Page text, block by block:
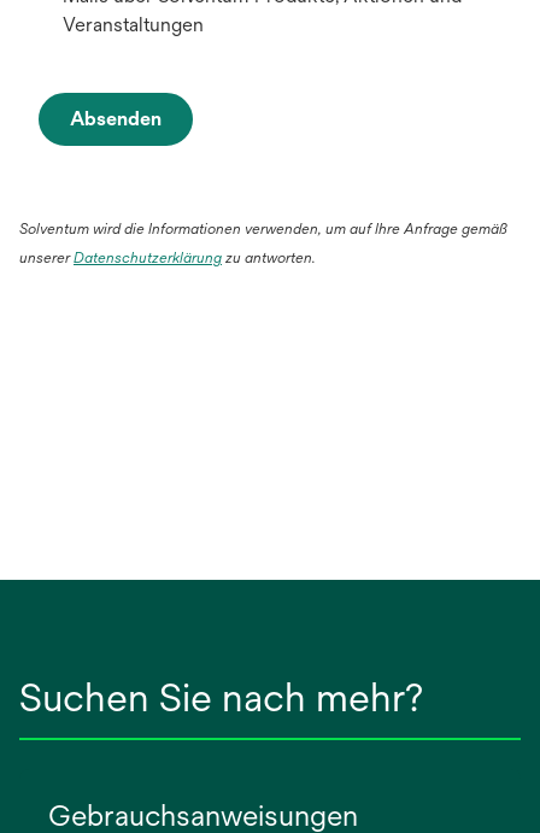
Veranstaltungen
Absenden
Solventum wird die Informationen verwenden, um auf Ihre Anfrage gemäß
unsererDatenschutzerklärung zu antworten.
Suchen Sie nach mehr?
Gebrauchsanweisungen